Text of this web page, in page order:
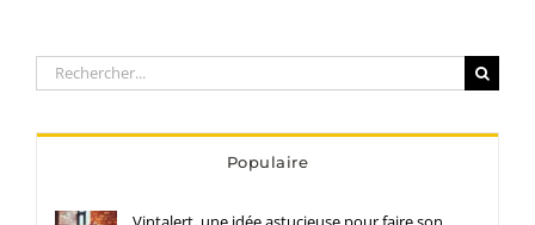
Rechercher:
Populaire